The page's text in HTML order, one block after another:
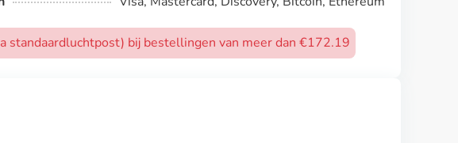
standaardluchtpost) bij bestellingen van meer dan €172.19